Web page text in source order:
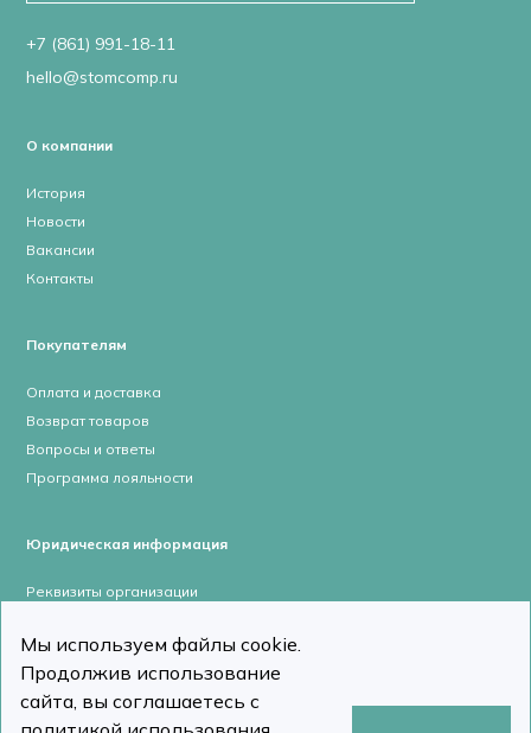
+7 (861) 991-18-11
hello@stomcomp.ru
О компании
История
Новости
Вакансии
Контакты
Покупателям
Оплата и доставка
Возврат товаров
Вопросы и ответы
Программа лояльности
Юридическая информация
Реквизиты организации
Пользовательское соглашение
Политика конфиденциальности
Мы используем файлы cookie.
Продолжив использование
сайта, вы соглашаетесь с